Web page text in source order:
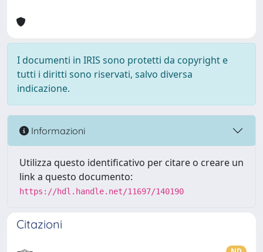
I documenti in IRIS sono protetti da copyright e
tutti i diritti sono riservati, salvo diversa
indicazione.
Informazioni
Utilizza questo identificativo per citare o creare un
link a questo documento:
https://hdl.handle.net/11697/140190
Citazioni